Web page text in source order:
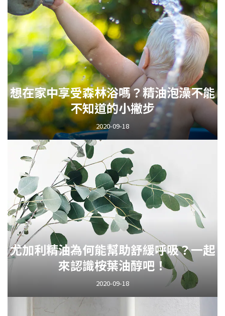
想在家中享受森林浴嗎？精油泡澡不能
不知道的小撇步
2020-09-18
尤加利精油為何能幫助舒緩呼吸？一起
來認識桉葉油醇吧！
2020-09-18